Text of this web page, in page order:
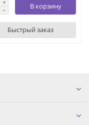
В корзину
Быстрый заказ